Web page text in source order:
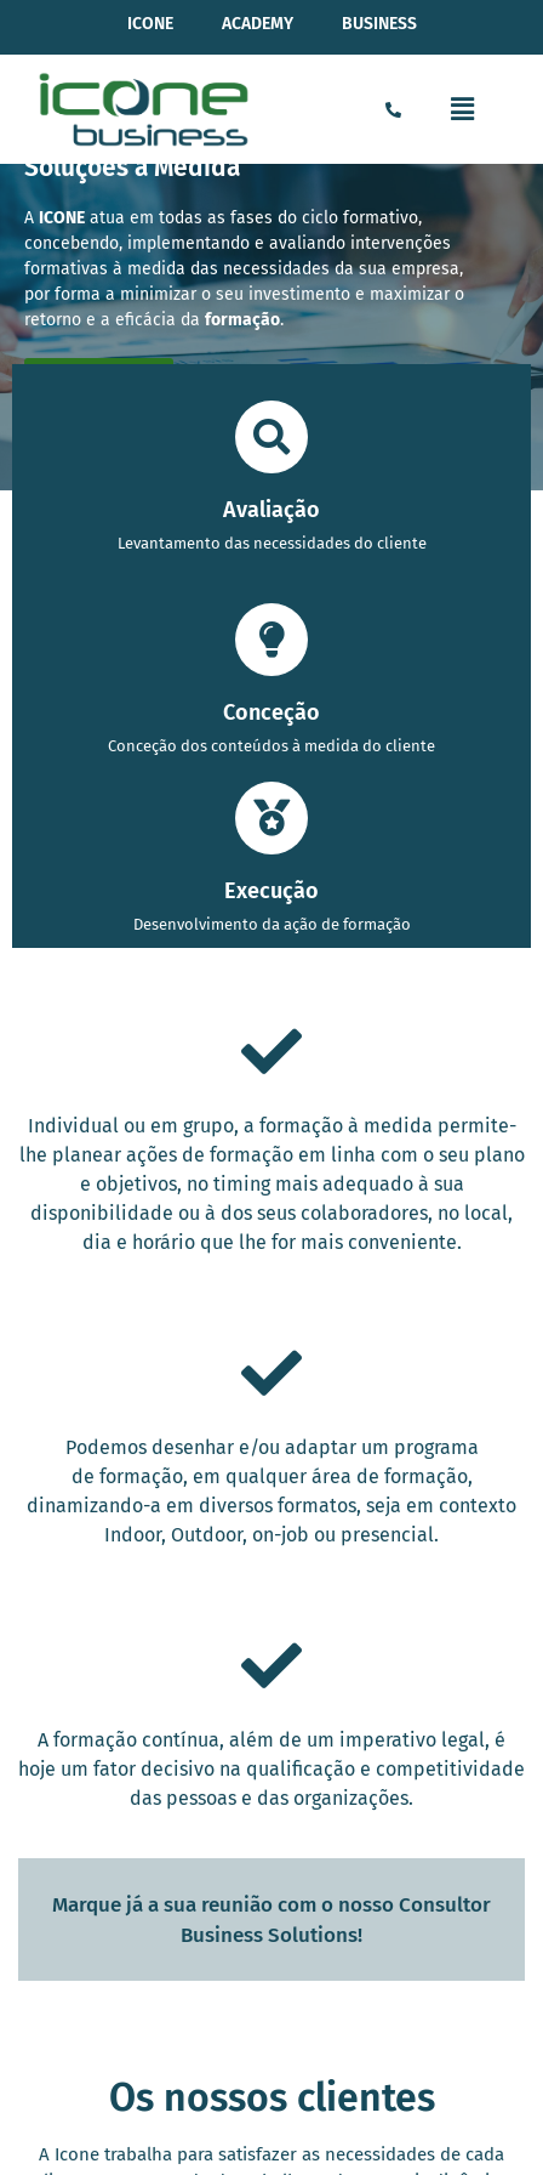
ICONE ACADEMY BUSINESS
Soluções à Medida​
A ICONE atua em todas as fases do ciclo formativo,
concebendo, implementando e avaliando intervenções
formativas à medida das necessidades da sua empresa,
por forma a minimizar o seu investimento e maximizar o
retorno e a eficácia da formação.
Avaliação
Levantamento das necessidades do cliente
Conceção
Conceção dos conteúdos à medida do cliente
Execução
Desenvolvimento da ação de formação
Individual ou em grupo, a formação à medida permite-
lhe planear ações de formação em linha com o seu plano
e objetivos, no timing mais adequado à sua
disponibilidade ou à dos seus colaboradores, no local,
dia e horário que lhe for mais conveniente.​
Podemos desenhar e/ou adaptar um programa
de formação, em qualquer área de formação,
dinamizando-a em diversos formatos, seja em contexto
Indoor, Outdoor, on-job ou presencial.
A formação contínua, além de um imperativo legal, é
hoje um fator decisivo na qualificação e competitividade
das pessoas e das organizações.
Marque já a sua reunião com o nosso Consultor
Business Solutions!
Os nossos clientes
A Icone trabalha para satisfazer as necessidades de cada